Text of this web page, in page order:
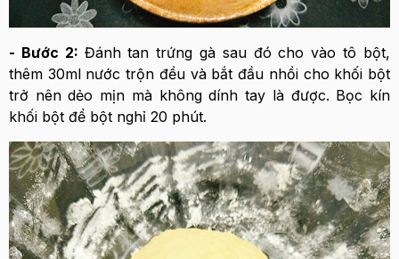
- Bước 2: Đánh tan trứng gà sau đó cho vào tô bột,
thêm 30ml nước trộn đều và bắt đầu nhồi cho khối bột
trở nên dẻo mịn mà không dính tay là được. Bọc kín
khối bột để bột nghỉ 20 phút.